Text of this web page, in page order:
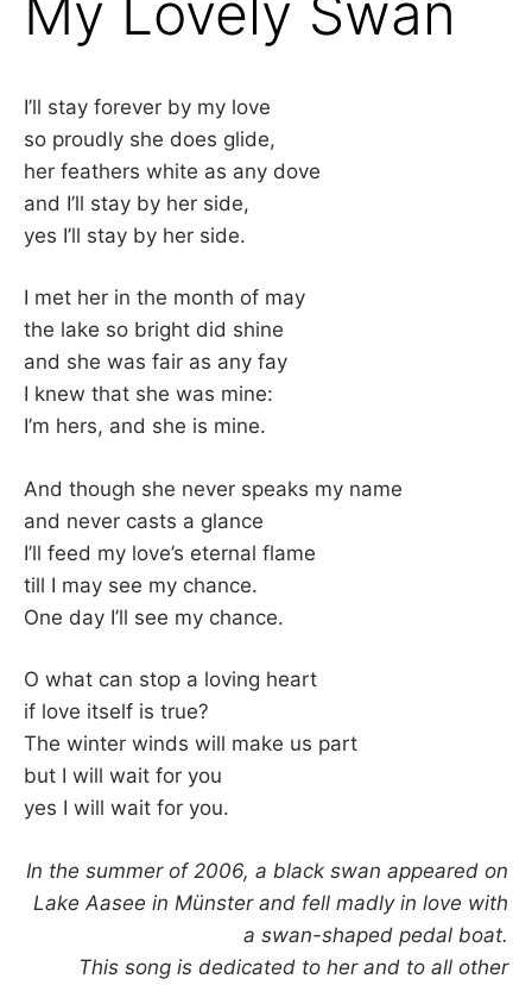
I’ll stay forever by my love
so proudly she does glide,
her feathers white as any dove
and I’ll stay by her side,
yes I’ll stay by her side.
I met her in the month of may
the lake so bright did shine
and she was fair as any fay
I knew that she was mine:
I’m hers, and she is mine.
And though she never speaks my name
and never casts a glance
I’ll feed my love’s eternal flame
till I may see my chance.
One day I’ll see my chance.
O what can stop a loving heart
if love itself is true?
The winter winds will make us part
but I will wait for you
yes I will wait for you.
In the summer of 2006, a black swan appeared on
Lake Aasee in Münster and fell madly in love with
a swan-shaped pedal boat.
This song is dedicated to her and to all other